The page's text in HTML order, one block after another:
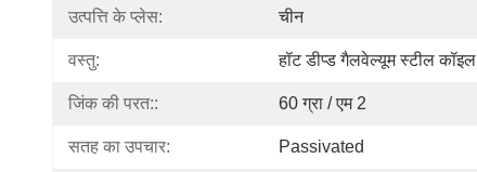
उत्पत्ति के प्लेस: चीन
वस्तु: हॉट डीप्ड गैलवेल्यूम स्टील कॉइल
जिंक की परत:: 60 ग्रा / एम 2
सतह का उपचार: Passivated